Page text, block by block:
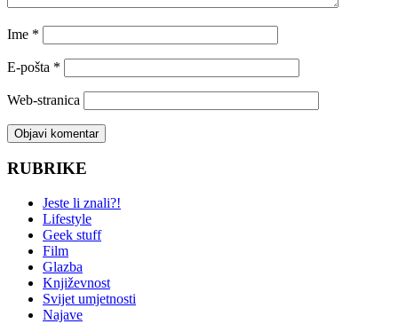
Ime *
E-pošta *
Web-stranica
RUBRIKE
Jeste li znali?!
Lifestyle
Geek stuff
Film
Glazba
Književnost
Svijet umjetnosti
Najave